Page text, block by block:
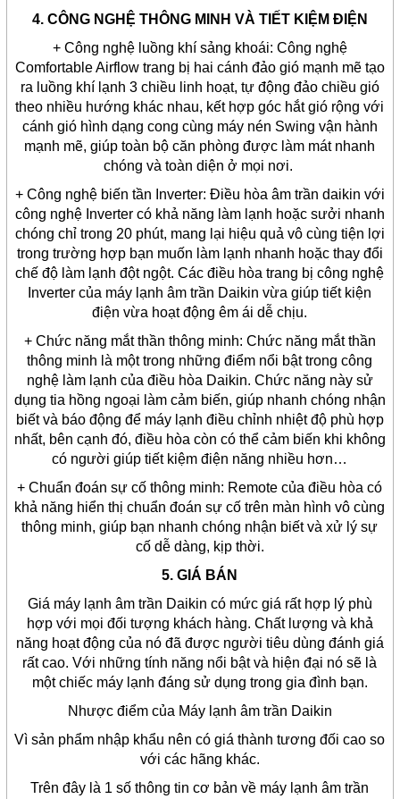
4. CÔNG NGHỆ THÔNG MINH VÀ TIẾT KIỆM ĐIỆN
+ Công nghệ luồng khí sảng khoái: Công nghệ
Comfortable Airflow trang bị hai cánh đảo gió mạnh mẽ tạo
ra luồng khí lạnh 3 chiều linh hoạt, tự động đảo chiều gió
theo nhiều hướng khác nhau, kết hợp góc hắt gió rộng với
cánh gió hình dạng cong cùng máy nén Swing vận hành
mạnh mẽ, giúp toàn bộ căn phòng được làm mát nhanh
chóng và toàn diện ở mọi nơi.
+ Công nghệ biến tần Inverter: Điều hòa âm trần daikin với
công nghệ Inverter có khả năng làm lạnh hoặc sưởi nhanh
chóng chỉ trong 20 phút, mang lại hiệu quả vô cùng tiện lợi
trong trường hợp bạn muốn làm lạnh nhanh hoặc thay đổi
chế độ làm lạnh đột ngột. Các điều hòa trang bị công nghệ
Inverter của máy lạnh âm trần Daikin vừa giúp tiết kiện
điện vừa hoạt động êm ái dễ chịu.
+ Chức năng mắt thần thông minh: Chức năng mắt thần
thông minh là một trong những điểm nổi bật trong công
nghệ làm lạnh của điều hòa Daikin. Chức năng này sử
dụng tia hồng ngoại làm cảm biến, giúp nhanh chóng nhận
biết và báo động để máy lạnh điều chỉnh nhiệt độ phù hợp
nhất, bên cạnh đó, điều hòa còn có thể cảm biến khi không
có người giúp tiết kiệm điện năng nhiều hơn…
+ Chuẩn đoán sự cố thông minh: Remote của điều hòa có
khả năng hiển thị chuẩn đoán sự cố trên màn hình vô cùng
thông minh, giúp bạn nhanh chóng nhận biết và xử lý sự
cố dễ dàng, kịp thời.
5. GIÁ BÁN
Giá máy lạnh âm trần Daikin có mức giá rất hợp lý phù
hợp với mọi đối tượng khách hàng. Chất lượng và khả
năng hoạt động của nó đã được người tiêu dùng đánh giá
rất cao. Với những tính năng nổi bật và hiện đại nó sẽ là
một chiếc máy lạnh đáng sử dụng trong gia đình bạn.
Nhược điểm của Máy lạnh âm trần Daikin
Vì sản phẩm nhập khẩu nên có giá thành tương đối cao so
với các hãng khác.
Trên đây là 1 số thông tin cơ bản về máy lạnh âm trần